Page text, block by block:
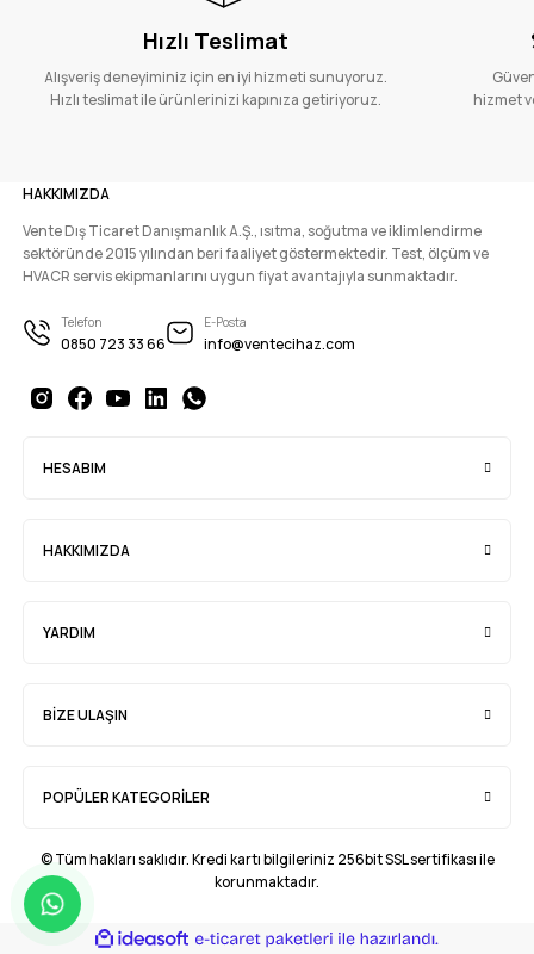
Hızlı Teslimat
Alışveriş deneyiminiz için en iyi hizmeti sunuyoruz.
Hızlı teslimat ile ürünlerinizi kapınıza getiriyoruz.
hizmet
HAKKIMIZDA
Vente Dış Ticaret Danışmanlık A.Ş., ısıtma, soğutma ve iklimlendirme
sektöründe 2015 yılından beri faaliyet göstermektedir. Test, ölçüm ve
HVACR servis ekipmanlarını uygun fiyat avantajıyla sunmaktadır.
Telefon
0850 723 33 66
E-Posta
info@ventecihaz.com
HESABIM
HAKKIMIZDA
YARDIM
BİZE ULAŞIN
POPÜLER KATEGORİLER
© Tüm hakları saklıdır. Kredi kartı bilgileriniz 256bit SSL sertifikası ile
korunmaktadır.
ideasoft
e-